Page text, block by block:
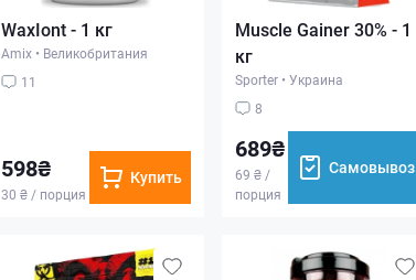
WaxIont - 1 кг
Amix • Великобритания
11
598₴
30 ₴ / порция
Купить
Muscle Gainer 30% - 1
кг
Sporter • Украина
8
689₴
69 ₴ /
порция
Самовывоз